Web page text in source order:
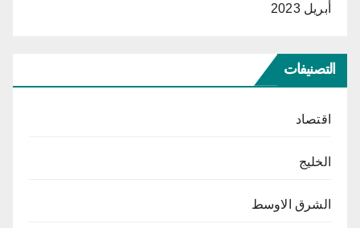
أبريل 2023
التصنيفات
اقتصاد
الخليج
الشرق الاوسط